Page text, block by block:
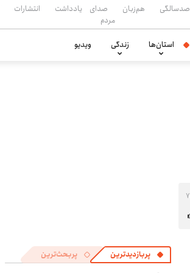
صدسالگی هم‌زبان
صدای
مردم
یادداشت انتشارات
استان‌ها زندگی ویدیو
پربازدیدترین پربحث‌ترین